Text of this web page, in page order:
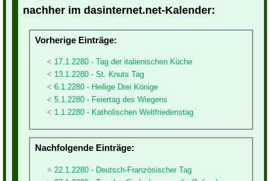
nachher im dasinternet.net-Kalender:
Vorherige Einträge:
17.1.2280 - Tag der italienischen Küche
13.1.2280 - St. Knuts Tag
6.1.2280 - Heilige Drei Könige
5.1.2280 - Feiertag des Wiegens
1.1.2280 - Katholischen Weltfriedenstag
Nachfolgende Einträge:
22.1.2280 - Deutsch-Französischer Tag